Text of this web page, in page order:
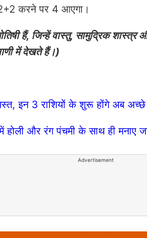
करने पर 4 आएगा।
हैं, जिन्हें वास्तु, सामुद्रिक शास्त्र
में देखते हैं।)
इन 3 राशियों के शुरू होंगे अब अच्छे
और रंग पंचमी के साथ ही मनाए
Advertisement